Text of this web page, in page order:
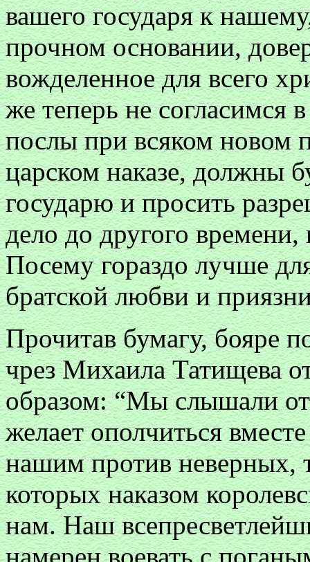
вашего государя к
прочном основании,
вожделенное для всего
же теперь не
послы при всяком новом
царском наказе, должны
государю и просить
дело до другого времени,
Посему гораздо лучше
братской любви и
Прочитав бумагу, бояре
чрез Михаила Татищева
образом: “Мы слышали
желает ополчиться
нашим против неверных,
которых наказом
нам. Наш